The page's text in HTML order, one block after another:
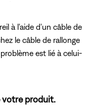
à l'aide d'un câble de
le câble de rallonge
est lié à celui-
votre produit.